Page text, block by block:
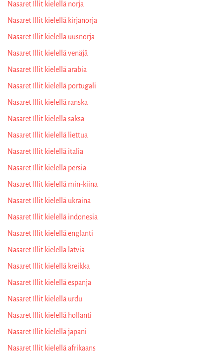
Nasaret Illit kielellä norja
Nasaret Illit kielellä kirjanorja
Nasaret Illit kielellä uusnorja
Nasaret Illit kielellä venäjä
Nasaret Illit kielellä arabia
Nasaret Illit kielellä portugali
Nasaret Illit kielellä ranska
Nasaret Illit kielellä saksa
Nasaret Illit kielellä liettua
Nasaret Illit kielellä italia
Nasaret Illit kielellä persia
Nasaret Illit kielellä min-kiina
Nasaret Illit kielellä ukraina
Nasaret Illit kielellä indonesia
Nasaret Illit kielellä englanti
Nasaret Illit kielellä latvia
Nasaret Illit kielellä kreikka
Nasaret Illit kielellä espanja
Nasaret Illit kielellä urdu
Nasaret Illit kielellä hollanti
Nasaret Illit kielellä japani
Nasaret Illit kielellä afrikaans